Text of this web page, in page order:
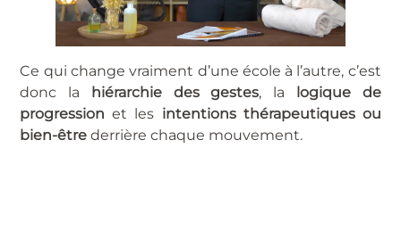
Ce qui change vraiment d’une école à l’autre, c’est
donc la hiérarchie des gestes, la logique de
progression et les intentions thérapeutiques ou
bien-être derrière chaque mouvement.